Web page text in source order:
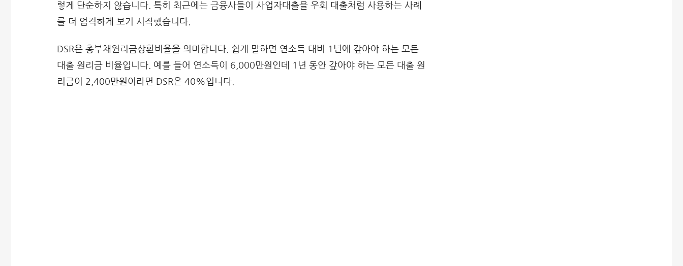
렇게 단순하지 않습니다. 특히 최근에는 금융사들이 사업자대출을 우회 대출처럼 사용하는 사례
를 더 엄격하게 보기 시작했습니다.
DSR은 총부채원리금상환비율을 의미합니다. 쉽게 말하면 연소득 대비 1년에 갚아야 하는 모든
대출 원리금 비율입니다. 예를 들어 연소득이 6,000만원인데 1년 동안 갚아야 하는 모든 대출 원
리금이 2,400만원이라면 DSR은 40%입니다.